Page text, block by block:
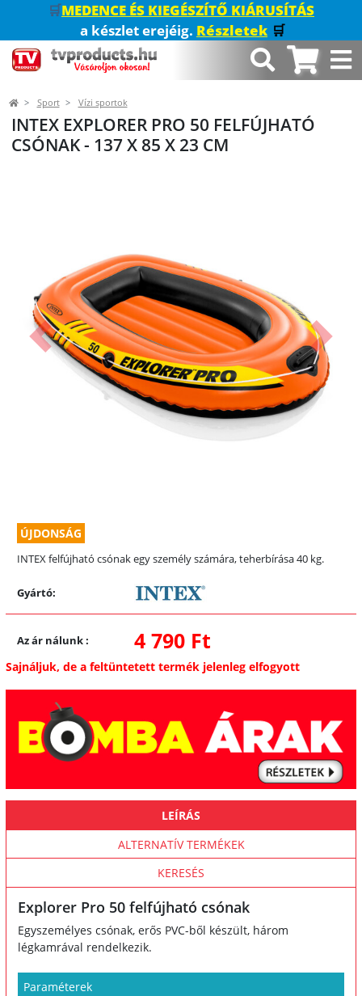
🛒MEDENCE ÉS KIEGÉSZÍTŐ KIÁRUSÍTÁS
a készlet erejéig. Részletek 🛒
Sport Vízi sportok
INTEX EXPLORER PRO 50 FELFÚJHATÓ
CSÓNAK - 137 X 85 X 23 CM
Előző
ÚJDONSÁG
INTEX felfújható csónak egy személy számára, teherbírása 40 kg.
Gyártó:
Az ár nálunk: 4 790 Ft
Sajnáljuk, de a feltüntetett termék jelenleg elfogyott
LEÍRÁS
ALTERNATÍV TERMÉKEK
KERESÉS
Explorer Pro 50 felfújható csónak
Egyszemélyes csónak, erős PVC-ből készült, három
légkamrával rendelkezik.
Paraméterek